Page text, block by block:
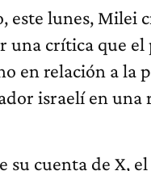
este lunes, Milei
una crítica que el
en relación a la
israelí en una
su cuenta de X,